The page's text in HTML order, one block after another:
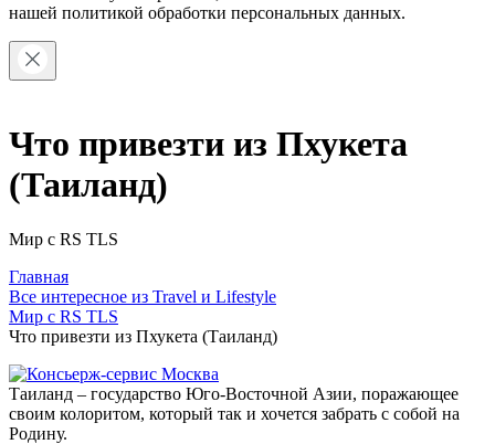
нашей политикой обработки персональных данных.
Что привезти из Пхукета
(Таиланд)
Мир с RS TLS
Главная
Все интересное из Travel и Lifestyle
Мир с RS TLS
Что привезти из Пхукета (Таиланд)
Таиланд – государство Юго-Восточной Азии, поражающее
своим колоритом, который так и хочется забрать с собой на
Родину.